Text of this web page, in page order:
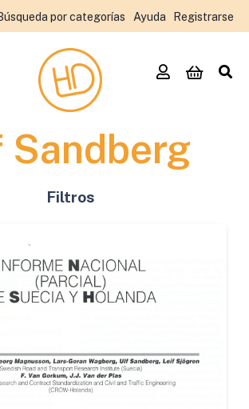
por categorías Ayuda Registrarse
Sandberg
Filtros